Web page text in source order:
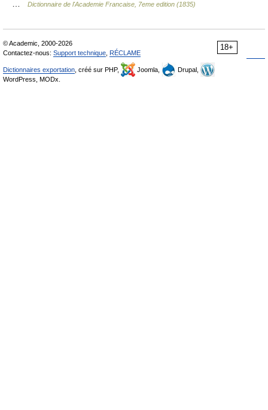
Dictionnaire de l'Academie Francaise, 7eme edition (1835)
18+
© Academic, 2000-2026
Contactez-nous: Support technique RÉCLAME
Dictionnaires exportation , créé sur PHP, Joomla,
Drupal,
WordPress, MODx.